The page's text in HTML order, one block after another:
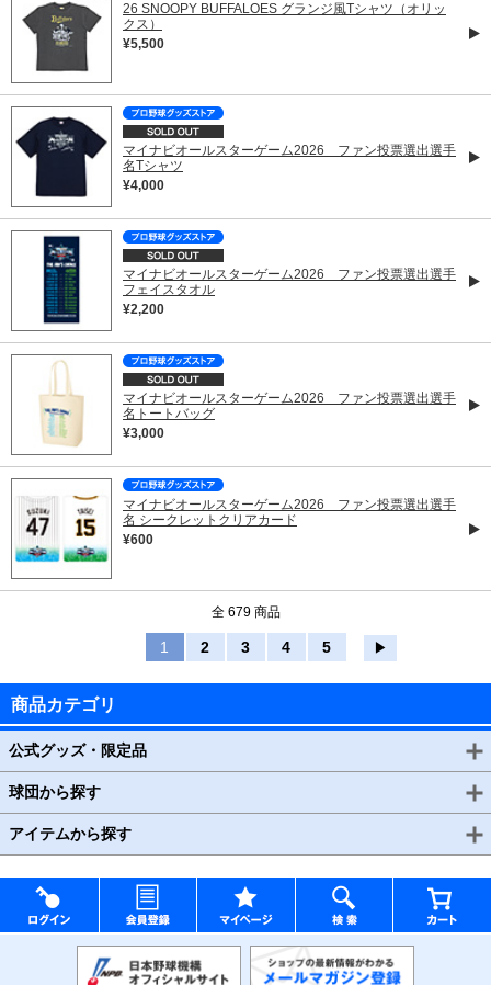
26 SNOOPY BUFFALOES グランジ風Tシャツ（オリッ
クス）
¥5,500
マイナビオールスターゲーム2026 ファン投票選出選手
名Tシャツ
¥4,000
マイナビオールスターゲーム2026 ファン投票選出選手
フェイスタオル
¥2,200
マイナビオールスターゲーム2026 ファン投票選出選手
名トートバッグ
¥3,000
マイナビオールスターゲーム2026 ファン投票選出選手
名 シークレットクリアカード
¥600
全 679 商品
1 2 3 4 5 ▶
商品カテゴリ
公式グッズ・限定品
球団から探す
アイテムから探す